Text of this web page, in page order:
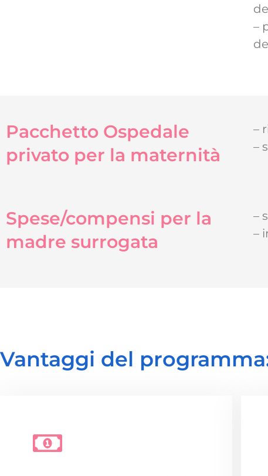
–
Pacchetto Ospedale
privato per la maternità
–
–
Spese/compensi per la
madre surrogata
–
–
Vantaggi del